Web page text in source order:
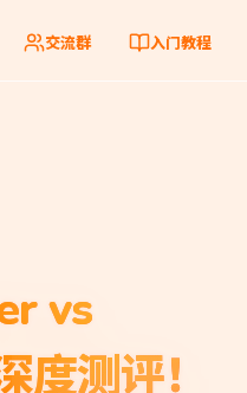
交流群 入门教程
vs
测评！